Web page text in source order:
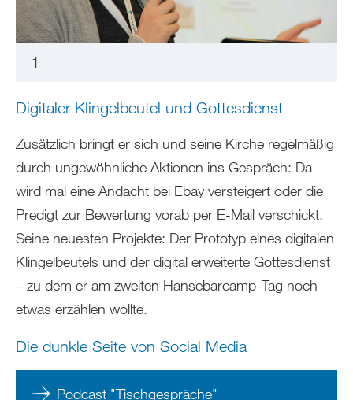
1
Digitaler Klingelbeutel und Gottesdienst
Zusätzlich bringt er sich und seine Kirche regelmäßig
durch ungewöhnliche Aktionen ins Gespräch: Da
wird mal eine Andacht bei Ebay versteigert oder die
Predigt zur Bewertung vorab per E-Mail verschickt.
Seine neuesten Projekte: Der Prototyp eines digitalen
Klingelbeutels und der digital erweiterte Gottesdienst
– zu dem er am zweiten Hansebarcamp-Tag noch
etwas erzählen wollte.
Die dunkle Seite von Social Media
Podcast "Tischgespräche"